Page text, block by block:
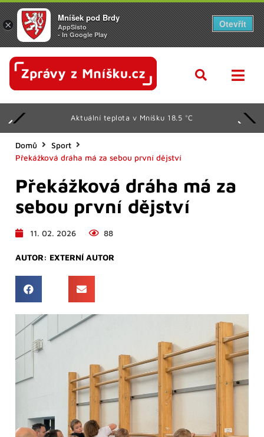
Aktuální teplota v Mníšku 18.5 °C
Domů
Sport
Překážková dráha má za sebou první dějství
Překážková dráha má za
sebou první dějství
11. 02. 2026 88
AUTOR: EXTERNÍ AUTOR
×
Mníšek pod Brdy
AppSisto
- In Google Play
Otevřít